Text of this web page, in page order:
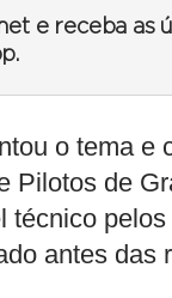
e receba
o tema e
Pilotos de
técnico
antes das